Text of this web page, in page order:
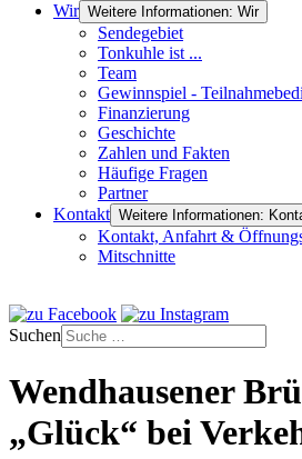
Wir Weitere Informationen: Wir
Sendegebiet
Tonkuhle ist ...
Team
Gewinnspiel -
Finanzierung
Geschichte
Zahlen und Fakten
Häufige Fragen
Partner
Kontakt Weitere Informationen:
Kontakt, Anfahrt &
Mitschnitte
Suchen
Wendhausener
„Glück“ bei